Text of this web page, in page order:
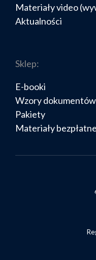
Materiały video
Aktualności
Sklep:
E-booki
Wzory
Pakiety
Materiały bezpłatne